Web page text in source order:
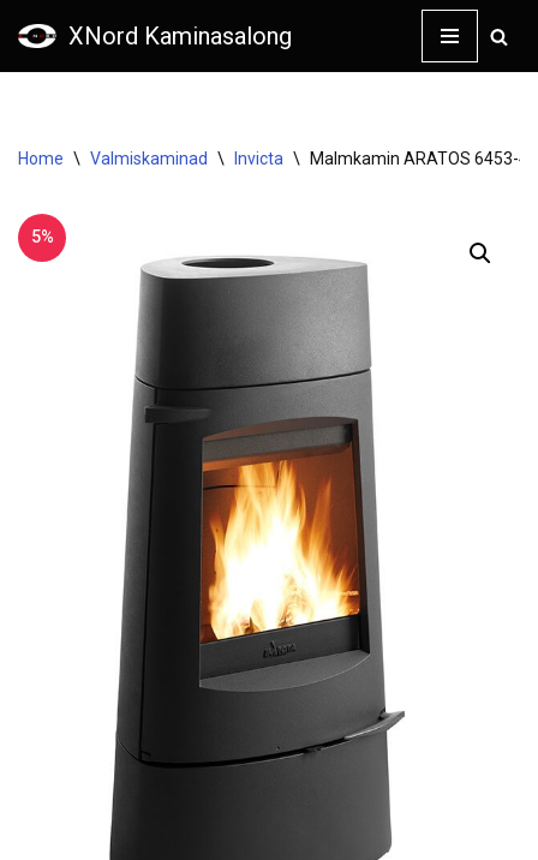
XNord Kaminasalong
Home \ Valmiskaminad \ Invicta \ Malmkamin ARATOS 6453-44
5%